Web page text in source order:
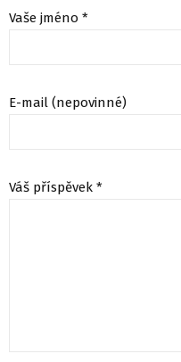
Vaše jméno *
E-mail (nepovinné)
Váš příspěvek *